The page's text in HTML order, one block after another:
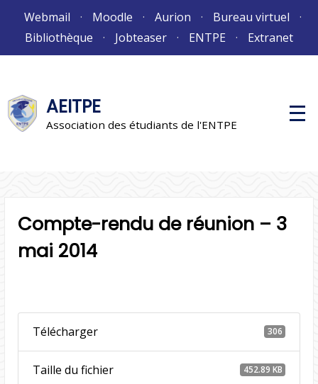
Webmail Moodle Aurion
Bureau virtuel
Bibliothèque
Jobteaser ENTPE Extranet
AEITPE
Association des étudiants de l'ENTPE
M
e
Compte-rendu de réunion – 3
mai 2014
Télécharger 306
Taille du fichier 452.89 KB